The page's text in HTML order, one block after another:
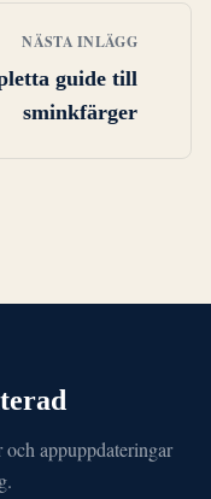
NÄSTA INLÄGG
guide till
sminkfärger
appuppdateringar